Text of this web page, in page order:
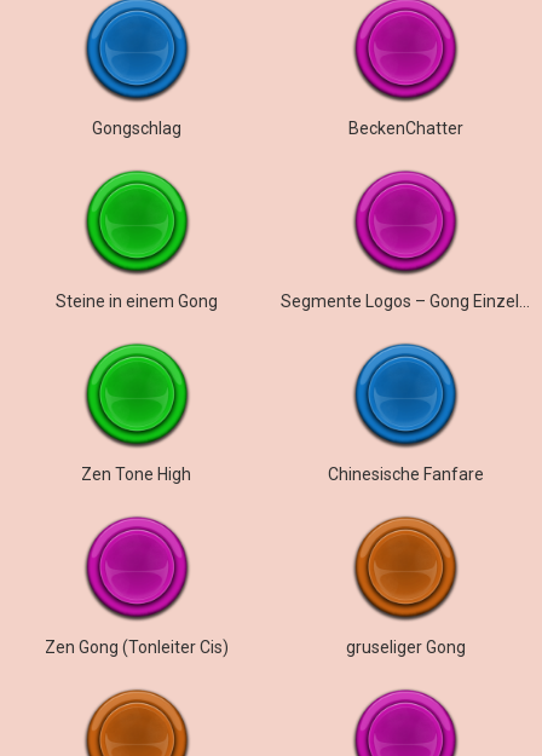
Gongschlag BeckenChatter
Steine ​​in einem Gong
Zen Tone High Chinesische Fanfare
Zen Gong (Tonleiter Cis) gruseliger Gong